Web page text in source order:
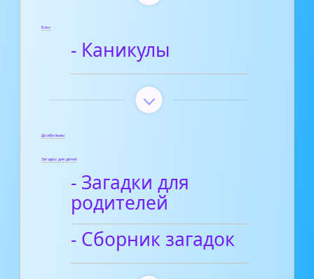
Блог
- Каникулы
Диафильмы
Загадки для детей
- Загадки для
родителей
- Сборник загадок